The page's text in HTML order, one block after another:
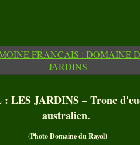
LES JARDINS – Tronc
australien.
(Photo Domaine du Rayol)